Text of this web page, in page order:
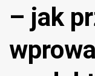
– jak